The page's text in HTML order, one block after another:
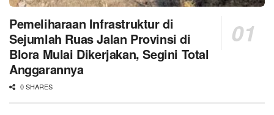
Pemeliharaan Infrastruktur di
Sejumlah Ruas Jalan Provinsi di
Blora Mulai Dikerjakan, Segini Total
Anggarannya
0 SHARES